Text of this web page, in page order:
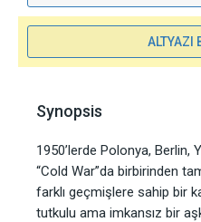
ALTYAZI
Synopsis
1950’lerde Polonya, Berlin,
“Cold War”da birbirinden
farklı geçmişlere sahip bir
tutkulu ama imkansız bir